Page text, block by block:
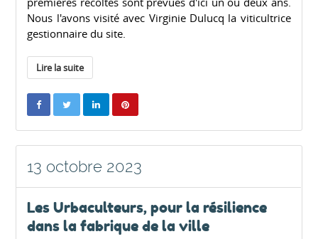
premières récoltes sont prévues d'ici un ou deux ans.
Nous l'avons visité avec Virginie Dulucq la viticultrice
gestionnaire du site.
Lire la suite
13 octobre 2023
Les Urbaculteurs, pour la résilience
dans la fabrique de la ville